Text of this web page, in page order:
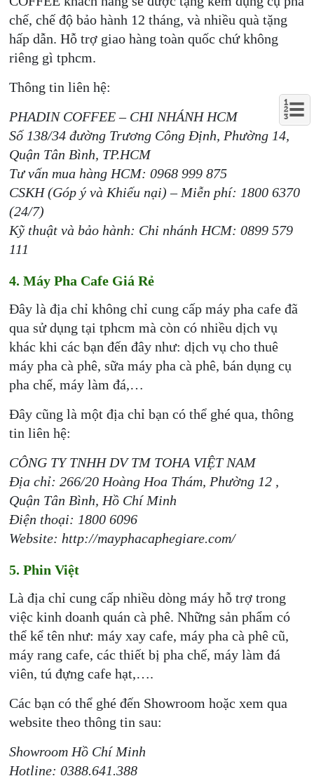
chế, chế độ bảo hành 12 tháng, và nhiều quà tặng
hấp dẫn. Hỗ trợ giao hàng toàn quốc chứ không
riêng gì tphcm.
Thông tin liên hệ:
PHADIN COFFEE – CHI NHÁNH HCM
Số 138/34 đường Trương Công Định, Phường 14,
Quận Tân Bình, TP.HCM
Tư vấn mua hàng HCM: 0968 999 875
CSKH (Góp ý và Khiếu nại) – Miễn phí: 1800 6370
(24/7)
Kỹ thuật và bảo hành: Chi nhánh HCM: 0899 579
111
4. Máy Pha Cafe Giá Rẻ
Đây là địa chỉ không chỉ cung cấp máy pha cafe đã
qua sử dụng tại tphcm mà còn có nhiều dịch vụ
khác khi các bạn đến đây như: dịch vụ cho thuê
máy pha cà phê, sữa máy pha cà phê, bán dụng cụ
pha chế, máy làm đá,…
Đây cũng là một địa chỉ bạn có thể ghé qua, thông
tin liên hệ:
CÔNG TY TNHH DV TM TOHA VIỆT NAM
Địa chỉ: 266/20 Hoàng Hoa Thám, Phường 12 ,
Quận Tân Bình, Hồ Chí Minh
Điện thoại: 1800 6096
Website: http://mayphacaphegiare.com/
5. Phin Việt
Là địa chỉ cung cấp nhiều dòng máy hỗ trợ trong
việc kinh doanh quán cà phê. Những sản phẩm có
thể kể tên như: máy xay cafe, máy pha cà phê cũ,
máy rang cafe, các thiết bị pha chế, máy làm đá
viên, tú đựng cafe hạt,….
Các bạn có thể ghé đến Showroom hoặc xem qua
website theo thông tin sau:
Showroom Hồ Chí Minh
Hotline: 0388.641.388